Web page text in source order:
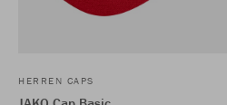
HERREN CAPS